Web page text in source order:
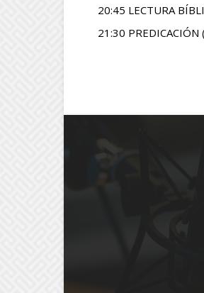
20:45 LECTURA
21:30 PREDICACIÓN